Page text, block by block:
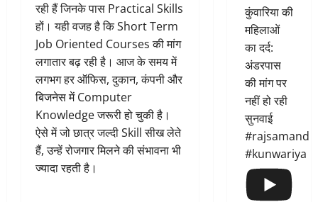
रही हैं जिनके पास Practical Skills
हों। यही वजह है कि Short Term
Job Oriented Courses की मांग
लगातार बढ़ रही है। आज के समय में
लगभग हर ऑफिस, दुकान, कंपनी और
बिजनेस में Computer
Knowledge जरूरी हो चुकी है।
ऐसे में जो छात्र जल्दी Skill सीख लेते
हैं, उन्हें रोजगार मिलने की संभावना भी
ज्यादा रहती है।
कुंवारिया की
महिलाओं
का दर्द:
अंडरपास
की मांग पर
नहीं हो रही
सुनवाई
#rajsamand
#kunwariya